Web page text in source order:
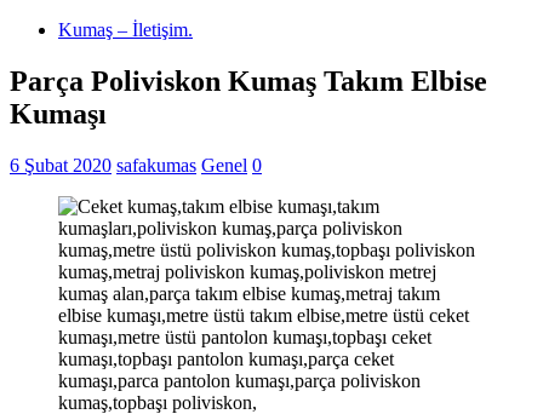
Kumaş – İletişim.
Parça Poliviskon Kumaş Takım Elbise
Kumaşı
6 Şubat 2020 safakumas Genel 0